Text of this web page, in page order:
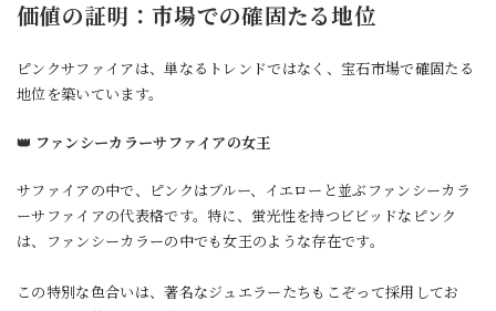
価値の証明：市場での確固たる地位
ピンクサファイアは、単なるトレンドではなく、宝石市場で確固たる
地位を築いています。
👑 ファンシーカラーサファイアの女王
サファイアの中で、ピンクはブルー、イエローと並ぶファンシーカラ
ーサファイアの代表格です。特に、蛍光性を持つビビッドなピンク
は、ファンシーカラーの中でも女王のような存在です。
この特別な色合いは、著名なジュエラーたちもこぞって採用してお